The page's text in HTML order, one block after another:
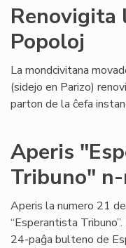
Renovigita
Popoloj
La mondcivitana
(sidejo en Parizo)
parton de la ĉefa
Aperis
Tribuno"
Aperis la numero 21 de
“Esperantista Tribuno”.
24-paĝa bulteno de